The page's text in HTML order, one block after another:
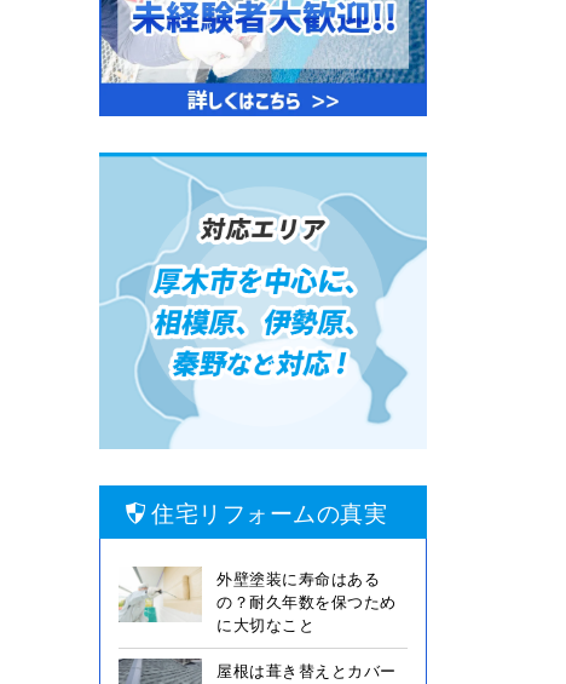
住宅リフォームの真実
外壁塗装に寿命はある
の？耐久年数を保つため
に大切なこと
屋根は葺き替えとカバー